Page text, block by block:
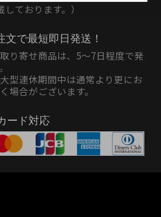
ております。）
文で最短即日発送！
り寄せ商品は、5〜7日程度で発
型連休期間中は通常より更にお
場合がございます。
ード対応